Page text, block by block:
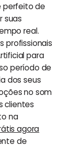
perfeito de
suas
real.
profissionais
para
período de
dos seus
no som
clientes
na
agora
de